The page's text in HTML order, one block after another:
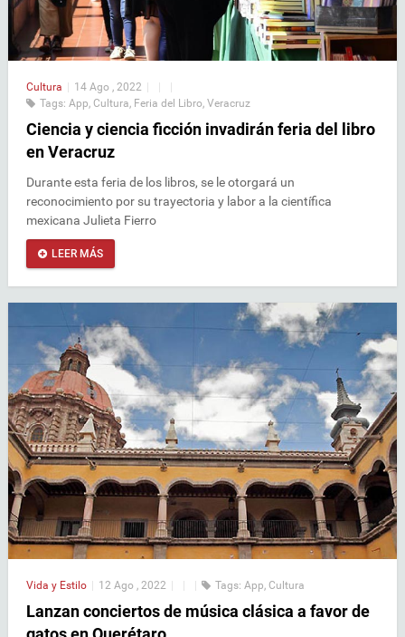
Cultura 14 Ago , 2022
Tags: App, Cultura, Feria del Libro, Veracruz
Ciencia y ciencia ficción invadirán feria del libro
en Veracruz
Durante esta feria de los libros, se le otorgará un
reconocimiento por su trayectoria y labor a la científica
mexicana Julieta Fierro
LEER MÁS
Vida y Estilo | 12 Ago , 2022 | | | Tags: App Cultura
Lanzan conciertos de música clásica a favor de